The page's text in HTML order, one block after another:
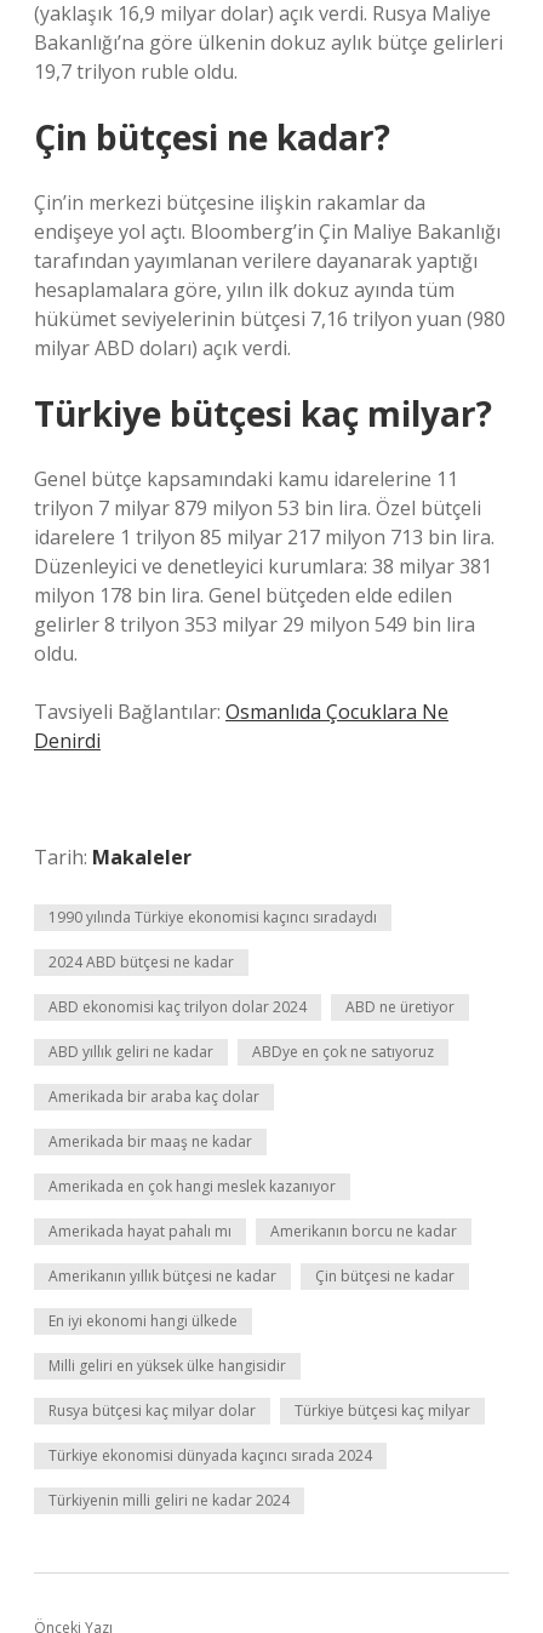
(yaklaşık 16,9 milyar dolar) açık verdi. Rusya Maliye
Bakanlığı’na göre ülkenin dokuz aylık bütçe gelirleri
19,7 trilyon ruble oldu.
Çin bütçesi ne kadar?
Çin’in merkezi bütçesine ilişkin rakamlar da
endişeye yol açtı. Bloomberg’in Çin Maliye Bakanlığı
tarafından yayımlanan verilere dayanarak yaptığı
hesaplamalara göre, yılın ilk dokuz ayında tüm
hükümet seviyelerinin bütçesi 7,16 trilyon yuan (980
milyar ABD doları) açık verdi.
Türkiye bütçesi kaç milyar?
Genel bütçe kapsamındaki kamu idarelerine 11
trilyon 7 milyar 879 milyon 53 bin lira. Özel bütçeli
idarelere 1 trilyon 85 milyar 217 milyon 713 bin lira.
Düzenleyici ve denetleyici kurumlara: 38 milyar 381
milyon 178 bin lira. Genel bütçeden elde edilen
gelirler 8 trilyon 353 milyar 29 milyon 549 bin lira
oldu.
Tavsiyeli Bağlantılar: Osmanlıda Çocuklara Ne
Denirdi
Tarih: Makaleler
1990 yılında Türkiye ekonomisi kaçıncı sıradaydı
2024 ABD bütçesi ne kadar
ABD ekonomisi kaç trilyon dolar 2024 ABD ne üretiyor
ABD yıllık geliri ne kadar ABDye en çok ne satıyoruz
Amerikada bir araba kaç dolar
Amerikada bir maaş ne kadar
Amerikada en çok hangi meslek kazanıyor
Amerikada hayat pahalı mı Amerikanın borcu ne kadar
Amerikanın yıllık bütçesi ne kadar Çin bütçesi ne kadar
En iyi ekonomi hangi ülkede
Milli geliri en yüksek ülke hangisidir
Rusya bütçesi kaç milyar dolar Türkiye bütçesi kaç milyar
Türkiye ekonomisi dünyada kaçıncı sırada 2024
Türkiyenin milli geliri ne kadar 2024
Önceki Yazı